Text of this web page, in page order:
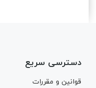
دسترسی سریع
قوانین و مقررات